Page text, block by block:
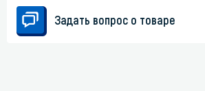
Задать вопрос о товаре